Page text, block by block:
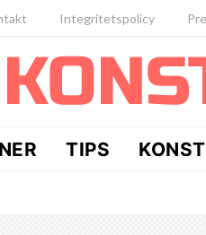
Integritetspolicy
TIPS